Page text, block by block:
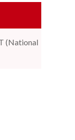
(National